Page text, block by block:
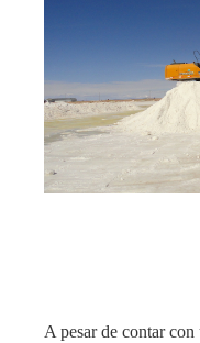
A pesar de contar